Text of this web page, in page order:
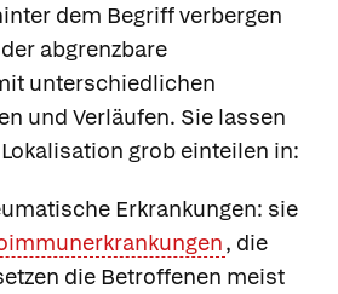
dem Begriff verbergen
abgrenzbare
unterschiedlichen
und Verläufen. Sie lassen
grob einteilen in:
Erkrankungen: sie
, die
die Betroffenen meist